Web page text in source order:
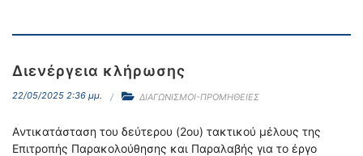
Διενέργεια κλήρωσης
22/05/2025 2:36 μμ. ΔΙΑΓΩΝΙΣΜΟΙ-ΠΡΟΜΗΘΕΙΕΣ
Aντικατάσταση του δεύτερου (2ου) τακτικού μέλους της
Επιτροπής Παρακολούθησης και Παραλαβής για το έργο